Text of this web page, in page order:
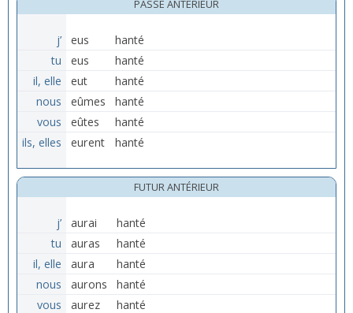
PASSÉ ANTÉRIEUR
j’ eus
hanté
tu
eus
hanté
il, elle
eut
hanté
nous
eûmes
hanté
vous
eûtes
hanté
ils, elles
eurent hanté
FUTUR ANTÉRIEUR
j’ aurai
hanté
tu
auras
hanté
il, elle
aura
hanté
nous
aurons
hanté
vous
aurez
hanté